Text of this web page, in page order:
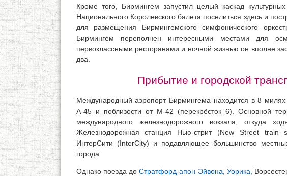
Кроме того, Бирмингем запустил целый каскад
Национального Королевского балета поселиться здесь и
для размещения Бирмингемского симфонического
Бирмингем переполнен интересными местами для
первоклассными ресторанами и ночной жизнью он вполне
два.
Прибытие и городской
Международный аэропорт Бирмингема находится в 8 милях
А-45 и поблизости от М-42 (перекрёсток 6). Основной
международного железнодорожного вокзала, откуда
Железнодорожная станция Нью-стрит (New Street train
ИнтерСити (InterCity) и подавляющее большинство
города.
Однако поезда до Стратфорд-апон-Эйвона Уорика ,